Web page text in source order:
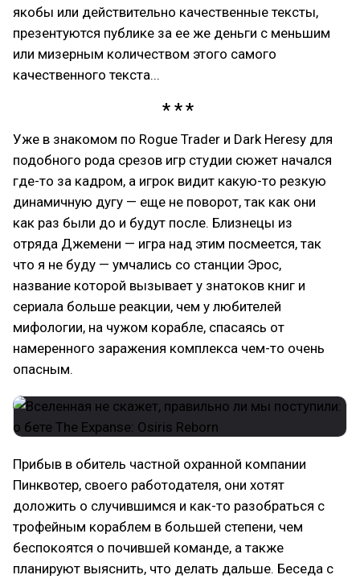
якобы или действительно качественные тексты,
презентуются публике за ее же деньги с меньшим
или мизерным количеством этого самого
качественного текста...
Уже в знакомом по Rogue Trader и Dark Heresy для
подобного рода срезов игр студии сюжет начался
где-то за кадром, а игрок видит какую-то резкую
динамичную дугу — еще не поворот, так как они
как раз были до и будут после. Близнецы из
отряда Джемени — игра над этим посмеется, так
что я не буду — умчались со станции Эрос,
название которой вызывает у знатоков книг и
сериала больше реакции, чем у любителей
мифологии, на чужом корабле, спасаясь от
намеренного заражения комплекса чем-то очень
опасным.
Прибыв в обитель частной охранной компании
Пинквотер, своего работодателя, они хотят
доложить о случившимся и как-то разобраться с
трофейным кораблем в большей степени, чем
беспокоятся о почившей команде, а также
планируют выяснить, что делать дальше. Беседа с